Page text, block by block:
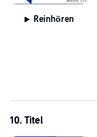
Reinhören
10. Titel